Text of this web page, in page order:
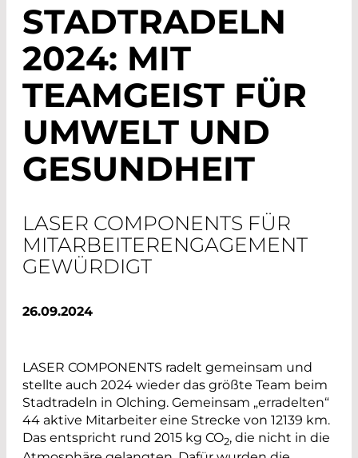
STADTRADELN
2024: MIT
TEAMGEIST FÜR
UMWELT UND
GESUNDHEIT
LASER COMPONENTS FÜR
MITARBEITERENGAGEMENT
GEWÜRDIGT
26.09.2024
LASER COMPONENTS radelt gemeinsam und
stellte auch 2024 wieder das größte Team beim
Stadtradeln in Olching. Gemeinsam „erradelten“
44 aktive Mitarbeiter eine Strecke von 12139 km.
Das entspricht rund 2015 kg CO2, die nicht in die